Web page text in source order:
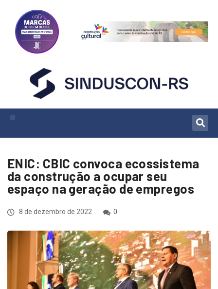
ENIC: CBIC convoca ecossistema
da construção a ocupar seu
espaço na geração de empregos
8 de dezembro de 2022 0